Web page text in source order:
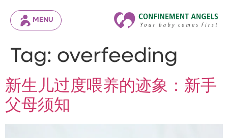
MENU
Tag: overfeeding
新生儿过度喂养的迹象：新手
父母须知